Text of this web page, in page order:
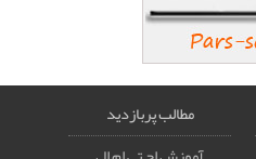
مطالب پربازدید